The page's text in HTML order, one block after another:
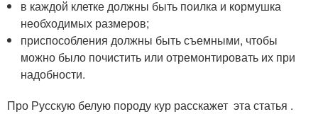
в каждой клетке должны быть поилка и кормушка
необходимых размеров;
приспособления должны быть съемными, чтобы
можно было почистить или отремонтировать их при
надобности.
Про Русскую белую породу кур расскажет эта статья .